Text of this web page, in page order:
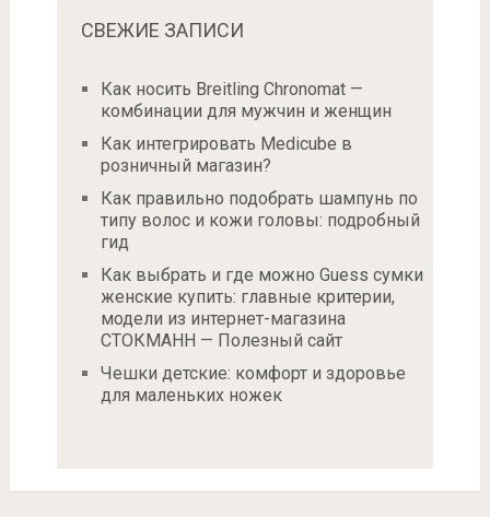
СВЕЖИЕ ЗАПИСИ
Как носить Breitling Chronomat —
комбинации для мужчин и женщин
Как интегрировать Medicube в
розничный магазин?
Как правильно подобрать шампунь по
типу волос и кожи головы: подробный
гид
Как выбрать и где можно Guess сумки
женские купить: главные критерии,
модели из интернет-магазина
СТОКМАНН — Полезный сайт
Чешки детские: комфорт и здоровье
для маленьких ножек